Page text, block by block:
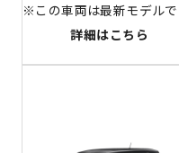
※この車両は最新モデルで
詳細はこちら